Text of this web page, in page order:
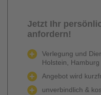
Jetzt Ihr
anfordern!
Verlegung und
Holstein,
Angebot wird
unverbindlich &